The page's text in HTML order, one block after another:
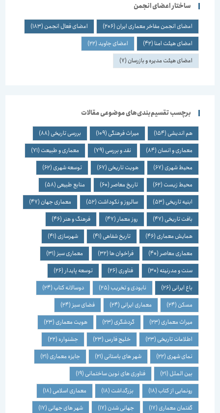
ساختار اعضای انجمن
اعضای انجمن مفاخر معماری ایران(206) اعضای فعال انجمن(183)
اعضای هیئت امنا (42) اعضای جاوید(22)
اعضای هیئت مدیره و بازرسان(7)
برچسب تقسیم‌بندی‌های موضوعی مقالات
هم اندیشی(154) میراث فرهنگی(109) بررسی تاریخی(88)
معماری و انسان(84) نقد و بررسی(79) معماری و طبیعت(71)
محیط شهری(67) هویت تاریخی(67) توسعه شهری(62)
محیط زیست(62) تاریخ معاصر(60) منابع طبیعی(58)
ابنیه تاریخی(53) سالروز و نکوداشت(52) معماری جهان(47)
بافت تاریخی(47) روز معمار(47) فرهنگ و هنر(46)
همایش معماری(46) تاریخ شفاهی(41) شهرسازی(41)
معماری معاصر(40) فراخوان ها(32) معماری سبز(31)
سنت و مدرنیته(30) فناوری(26) توسعه پایدار(26)
باغ ایرانی(26) نابودی و تخریب(25) دوسالانه کتاب(24)
مسکن(24) معماری ایرانی(24) فضای سبز(24)
میراث معماری(23) گردشگری(23) هویت معماری(23)
اطلاعات تاریخی(23) خلیج فارس(23) جشنواره(22)
نمای شهری(22) شهر های باستانی(21) جایزه معماری(21)
بین الملل(21) فناوری های نوین ساختمانی(19)
رونمایی از کتاب(18) بزرگداشت(18) معماری اسلامی(18)
گفتمان معماری(17) جهانی شدن(17) شهر های جهانی(17)